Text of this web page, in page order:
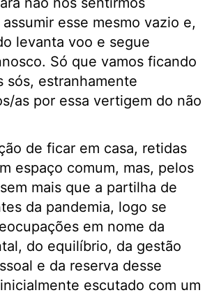
esse mesmo vazio e,
levanta voo e segue
Só que vamos ficando
sós, estranhamente
as por essa vertigem do não
de ficar em casa, retidas
espaço comum, mas, pelos
mais que a partilha de
da pandemia, logo se
em nome da
do equilíbrio, da gestão
e da reserva desse
escutado com um